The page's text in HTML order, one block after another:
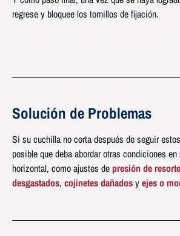
regrese y bloquee los tornillos de fijación.
Solución de Problemas
Si su cuchilla no corta después de seguir
posible que deba abordar otras condiciones
horizontal, como ajustes depresión de resorte
desgastados, cojinetes dañadosyejes o